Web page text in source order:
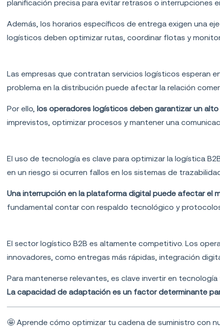
planificación precisa para evitar retrasos o interrupciones
Además, los horarios específicos de entrega exigen una
logísticos deben optimizar rutas, coordinar flotas y
Las empresas que contratan servicios logísticos esperan
problema en la distribución puede afectar la relación
Por ello,los operadores logísticos deben garantizar un alto
imprevistos, optimizar procesos y mantener una
El uso de tecnología es clave para optimizar la logística
en un riesgo si ocurren fallos en los sistemas de
Una interrupción en la plataforma digital puede afectar el
fundamental contar con respaldo tecnológico y
El sector logístico B2B es altamente competitivo. Los
innovadores, como entregas más rápidas, integración
Para mantenerse relevantes, es clave invertir en
La capacidad de adaptación es un factor determinante
🤩 Aprende cómo optimizar tu cadena de suministro con